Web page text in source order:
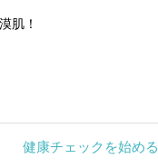
肌！
健康チェックを始める